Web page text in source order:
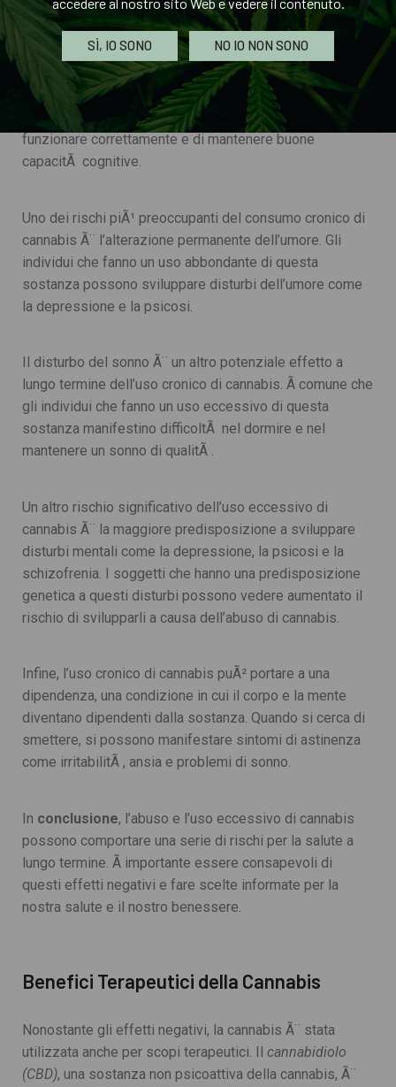
SÌ, IO SONO NO IO NON SONO
La cannabis puÃ² anche provocare danni ai neuroni, le
cellule cerebrali responsabili di trasmettere le
informazioni all’interno del nostro cervello. Questo puÃ²
avere conseguenze gravi sulla nostra capacitÃ di
funzionare correttamente e di mantenere buone
capacitÃ cognitive.
Uno dei rischi piÃ¹ preoccupanti del consumo cronico di
cannabis Ã¨ l’alterazione permanente dell’umore. Gli
individui che fanno un uso abbondante di questa
sostanza possono sviluppare disturbi dell’umore come
la depressione e la psicosi.
Il disturbo del sonno Ã¨ un altro potenziale effetto a
lungo termine dell’uso cronico di cannabis. Ã comune che
gli individui che fanno un uso eccessivo di questa
sostanza manifestino difficoltÃ nel dormire e nel
mantenere un sonno di qualitÃ .
Un altro rischio significativo dell’uso eccessivo di
cannabis Ã¨ la maggiore predisposizione a sviluppare
disturbi mentali come la depressione, la psicosi e la
schizofrenia. I soggetti che hanno una predisposizione
genetica a questi disturbi possono vedere aumentato il
rischio di svilupparli a causa dell’abuso di cannabis.
Infine, l’uso cronico di cannabis puÃ² portare a una
dipendenza, una condizione in cui il corpo e la mente
diventano dipendenti dalla sostanza. Quando si cerca di
smettere, si possono manifestare sintomi di astinenza
come irritabilitÃ , ansia e problemi di sonno.
In conclusione, l’abuso e l’uso eccessivo di cannabis
possono comportare una serie di rischi per la salute a
lungo termine. Ã importante essere consapevoli di
questi effetti negativi e fare scelte informate per la
nostra salute e il nostro benessere.
Benefici Terapeutici della Cannabis
Nonostante gli effetti negativi, la cannabis Ã¨ stata
utilizzata anche per scopi terapeutici. Il cannabidiolo
(CBD), una sostanza non psicoattiva della cannabis, Ã¨